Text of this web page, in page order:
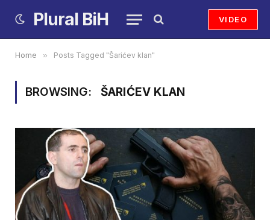
Plural BiH VIDEO
Home » Posts Tagged "Šarićev klan"
BROWSING: ŠARIĆEV KLAN